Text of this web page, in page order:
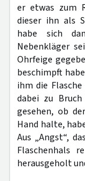
er etwas zum
dieser ihn als
habe sich
Nebenkläger
Ohrfeige
beschimpft
ihm die
dabei zu
gesehen, ob
Hand halte,
Aus „Angst“,
Flaschenhals
herausgeholt